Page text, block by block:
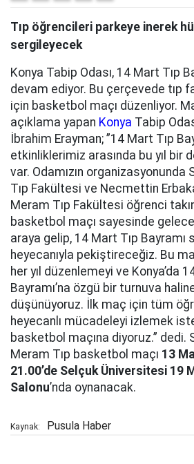
Tıp öğrencileri parkeye inerek
sergileyecek
Konya Tabip Odası, 14 Mart Tıp
devam ediyor. Bu çerçevede tıp
için basketbol maçı düzenliyor.
açıklama yapan Konya Tabip
İbrahim Erayman; ”14 Mart Tıp
etkinliklerimiz arasında bu yıl bir
var. Odamızın
Tıp Fakültesi ve Necmettin
Meram Tıp Fakültesi öğrenci
basketbol maçı sayesinde
araya gelip, 14 Mart Tıp
heyecanıyla pekiştireceğiz. Bu
her yıl düzenlemeyi ve Konya’da
Bayramı’na özgü bir turnuva
düşünüyoruz. İlk maç için tüm
heyecanlı mücadeleyi izlemek
basketbol maçına diyoruz.” dedi.
Meram Tıp basketbol maçı 13
21.00’de Selçuk Üniversitesi 19
Salonu’nda oynanacak.
Kaynak: Pusula Haber